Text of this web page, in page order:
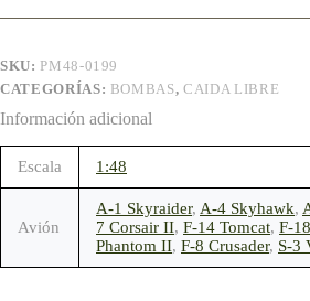
SKU: PM48-0199
CATEGORÍAS: BOMBAS,CAIDA LIBRE
Información adicional
Escala 1:48
Avión
A-1 Skyraider, A-4 Skyhawk,
7 Corsair II, F-14 Tomcat, F-
Phantom II, F-8 Crusader, S-3